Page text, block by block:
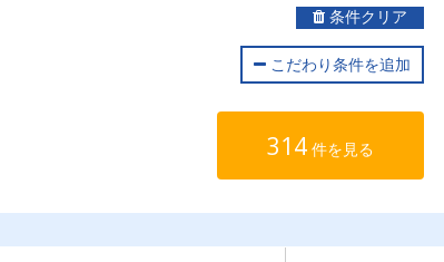
条件クリア
こだわり条件を追加
314 件を見る